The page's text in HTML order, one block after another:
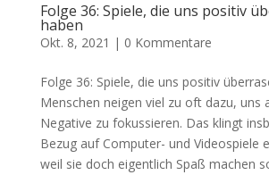
Folge 36: Spiele, die uns positiv
haben
Okt. 8, 2021 | 0 Kommentare
Folge 36: Spiele, die uns positiv
Menschen neigen viel zu oft dazu, uns
Negative zu fokussieren. Das klingt
Bezug auf Computer- und Videospiele
weil sie doch eigentlich Spaß machen